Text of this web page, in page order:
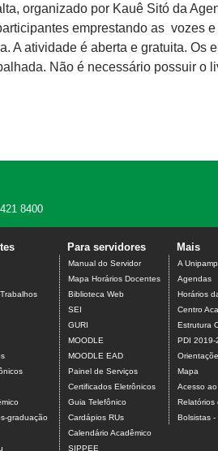
organizado por Kauê Sitó da
emprestando as vozes
A atividade é aberta e gratuita. Os
Não é necessário possuir o
8400
graduação
Para servidores
Manual do Servidor
Mapa Horários Docentes
Biblioteca Web
SEI
GURI
MOODLE
MOODLE EAD
Painel de Serviços
Certificados Eletrônicos
Guia Telefônico
Cardápios RUs
Calendário Acadêmico
SIPPEE
Mais
A
Agendas
Horários
Centro
Estrutura
PDI 2019-
Mapa
Acesso
Relatórios
Bolsistas -